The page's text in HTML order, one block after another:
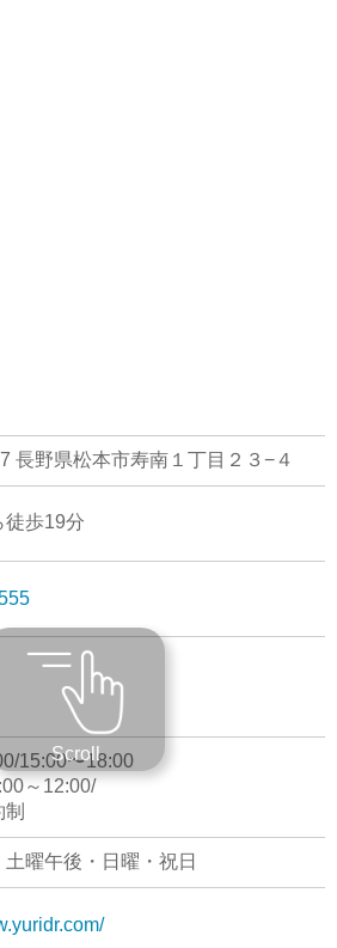
長野県松本市寿南１丁目２３−４
徒歩19分
15:00〜18:00
～12:00/
曜午後・日曜・祝日
Scroll